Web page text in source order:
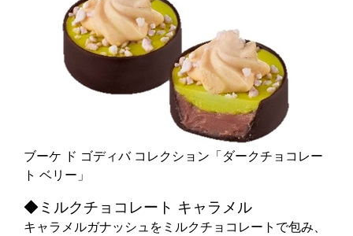
ブーケ ド ゴディバ コレクション「ダークチョコレー
ト ベリー」
◆ミルクチョコレート キャラメル
キャラメルガナッシュをミルクチョコレートで包み、